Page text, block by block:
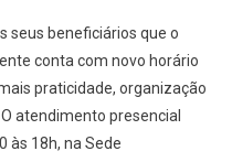
seus beneficiários que o
conta com novo horário
praticidade, organização
atendimento presencial
às 18h, na Sede